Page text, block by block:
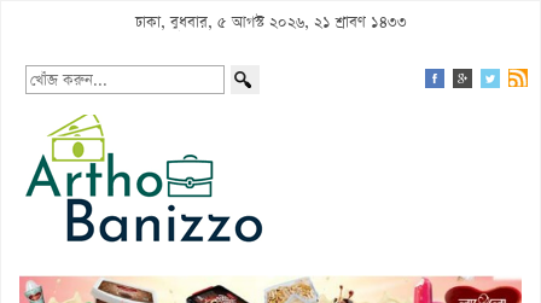
ঢাকা, বুধবার, ৫ আগস্ট ২০২৬, ২১ শ্রাবণ ১৪৩৩